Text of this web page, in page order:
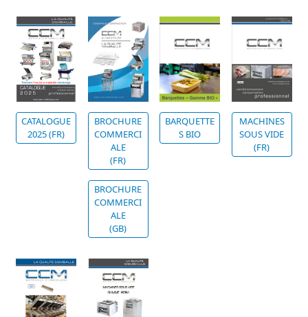
CATALOGUE
2025 (FR)
BROCHURE
COMMERCI
ALE
(FR)
BROCHURE
COMMERCI
ALE
(GB)
BARQUETTE
S BIO
MACHINES
SOUS VIDE
(FR)